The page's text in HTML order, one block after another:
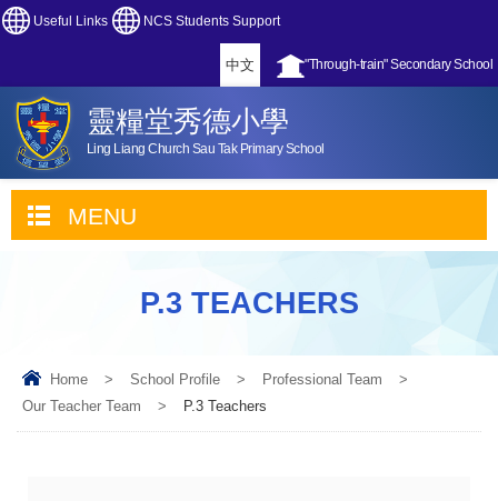
Useful Links NCS Students Support
"Through-train" Secondary School
中文
靈糧堂秀德小學
Ling Liang Church Sau Tak Primary School
MENU
P.3 TEACHERS
Home > School Profile > Professional Team
>
Our Teacher Team
> P.3 Teachers